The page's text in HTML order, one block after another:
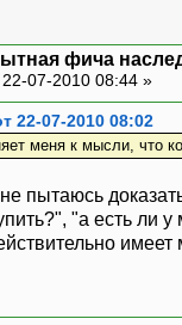
фича
22-07-2010 08:44 »
22-07-2010 08:02
меня к мысли, что
пытаюсь
"а есть ли